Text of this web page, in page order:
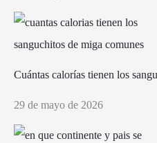
Cuántas calorías tienen los
29 de mayo de 2026